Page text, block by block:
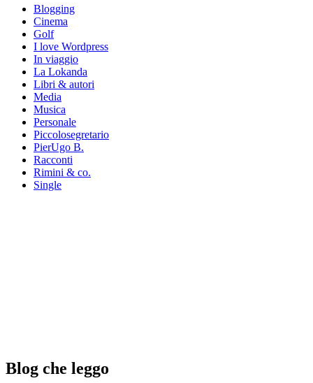
Blogging
Cinema
Golf
I love Wordpress
In viaggio
La Lokanda
Libri & autori
Media
Musica
Personale
Piccolosegretario
PierUgo B.
Racconti
Rimini & co.
Single
Blog che leggo